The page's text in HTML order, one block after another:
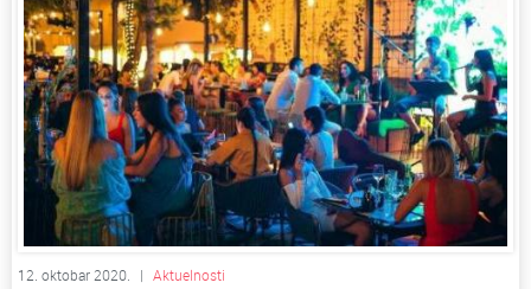
12. oktobar 2020. | Aktuelnosti